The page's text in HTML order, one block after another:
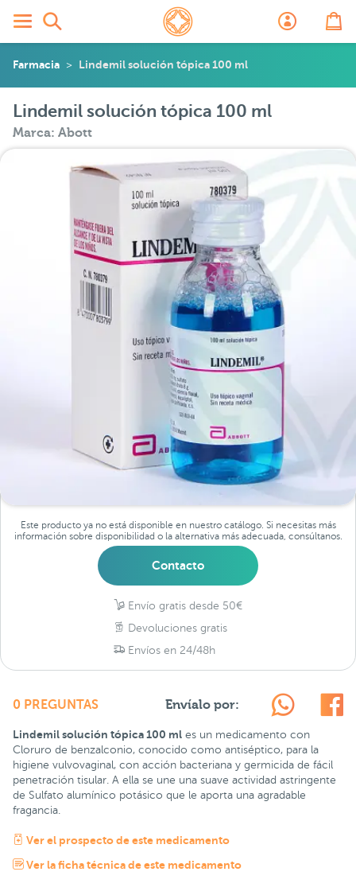
Farmacia Lindemil solución tópica 100 ml
Lindemil solución tópica 100 ml
Marca: Abott
Este producto ya no está disponible en nuestro catálogo. Si necesitas más
información sobre disponibilidad o la alternativa más adecuada, consúltanos.
Contacto
Envío gratis desde 50€
Devoluciones gratis
Envíos en 24/48h
0 PREGUNTAS Envíalo por:
Lindemil solución tópica 100 ml es un medicamento con
Cloruro de benzalconio, conocido como antiséptico, para la
higiene vulvovaginal, con acción bacteriana y germicida de fácil
penetración tisular. A ella se une una suave actividad astringente
de Sulfato alumínico potásico que le aporta una agradable
fragancia.
Ver el prospecto de este medicamento
Ver la ficha técnica de este medicamento